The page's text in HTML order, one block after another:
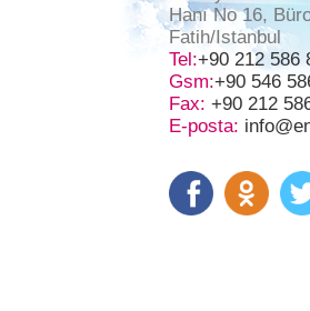
Hanı No 16,
Fatih/Istanbul
Tel:+90 212 586
Gsm:+90 546
Fax: +90 212
E-posta: